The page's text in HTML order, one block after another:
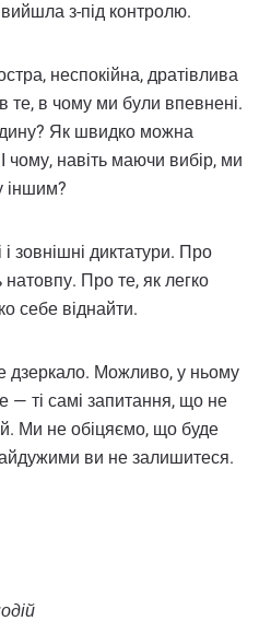
з-під контролю.
неспокійна, дратівлива
те, в чому ми були впевнені.
Як швидко можна
чому, навіть маючи вибір, ми
іншим?
зовнішні диктатури. Про
натовпу. Про те, як легко
себе віднайти.
дзеркало. Можливо, у ньому
— ті самі запитання, що не
Ми не обіцяємо, що буде
ви не залишитеся.